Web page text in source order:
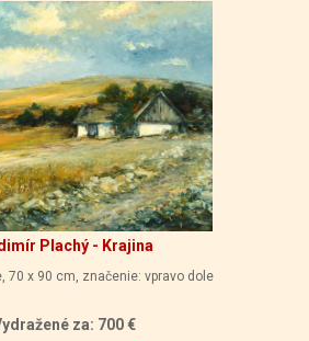
Plachý - Krajina
70 x 90 cm, značenie: vpravo dole
za: 700 €